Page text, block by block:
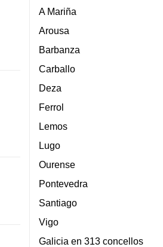
A Mariña
Arousa
Barbanza
Carballo
Deza
Ferrol
Lemos
Lugo
Ourense
Pontevedra
Santiago
Vigo
Galicia en 313 concellos